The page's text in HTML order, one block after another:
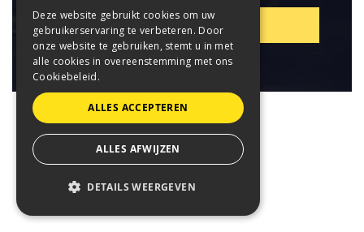
VIER MEE!
Deze website gebruikt cookies om uw
gebruikerservaring te verbeteren. Door
onze website te gebruiken, stemt u in met
alle cookies in overeenstemming met ons
Cookiebeleid.
ALLES ACCEPTEREN
ALLES AFWIJZEN
DETAILS WEERGEVEN
STRIKT NOODZAKELIJK